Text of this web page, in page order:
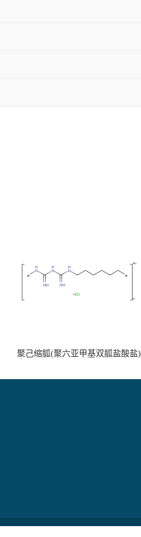
聚己缩胍(聚六亚甲基双胍盐酸盐)